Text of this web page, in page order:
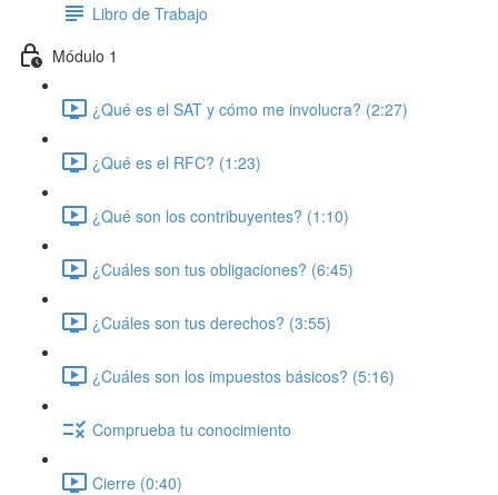
Libro de Trabajo
Módulo 1
¿Qué es el SAT y cómo me involucra? (2:27)
¿Qué es el RFC? (1:23)
¿Qué son los contribuyentes? (1:10)
¿Cuáles son tus obligaciones? (6:45)
¿Cuáles son tus derechos? (3:55)
¿Cuáles son los impuestos básicos? (5:16)
Comprueba tu conocimiento
Cierre (0:40)